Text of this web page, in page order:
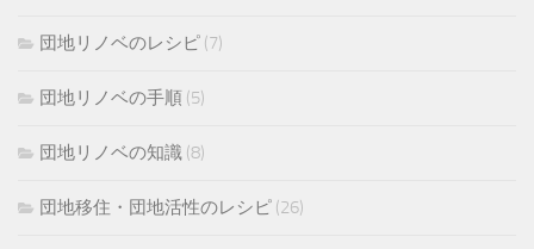
団地リノベのレシピ (7)
団地リノベの手順 (5)
団地リノベの知識 (8)
団地移住・団地活性のレシピ (26)